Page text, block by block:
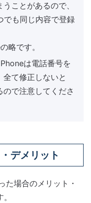
ことがあるので、
でも同じ内容で登録
略です。
は電話番号を
て修正しないと
ので注意してくださ
デメリット
た場合のメリット・